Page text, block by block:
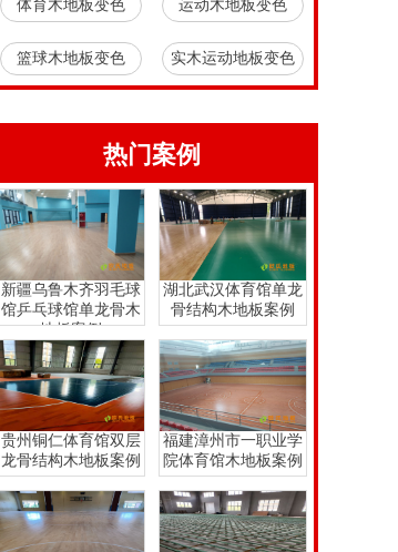
体育木地板变色 运动木地板变色
篮球木地板变色 实木运动地板变色
热门案例
新疆乌鲁木齐羽毛球
馆乒乓球馆单龙骨木
地板案例
湖北武汉体育馆单龙
骨结构木地板案例
贵州铜仁体育馆双层
龙骨结构木地板案例
福建漳州市一职业学
院体育馆木地板案例